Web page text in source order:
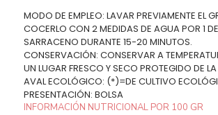
MODO DE EMPLEO: LAVAR PREVIAMENTE EL
COCERLO CON 2 MEDIDAS DE AGUA POR 1
SARRACENO DURANTE 15-20 MINUTOS.
CONSERVACIÓN: CONSERVAR A
UN LUGAR FRESCO Y SECO PROTEGIDO DE LA
AVAL ECOLÓGICO: (*)=DE CULTIVO
PRESENTACIÓN: BOLSA
INFORMACIÓN NUTRICIONAL POR 100 GR